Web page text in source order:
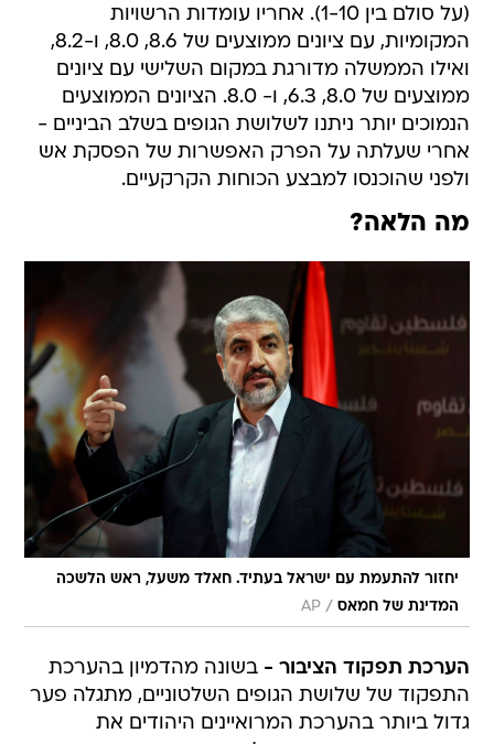
(על סולם בין 1-10). אחריו עומדות הרשויות
המקומיות, עם ציונים ממוצעים של 8.6, 8.0, ו-8.2,
ואילו הממשלה מדורגת במקום השלישי עם ציונים
ממוצעים של 8.0, 6.3, ו- 8.0. הציונים הממוצעים
הנמוכים יותר ניתנו לשלושת הגופים בשלב הביניים -
אחרי שעלתה על הפרק האפשרות של הפסקת אש
ולפני שהוכנסו למבצע הכוחות הקרקעיים.
מה הלאה?
יחזור להתעמת עם ישראל בעתיד. חאלד משעל, ראש הלשכה
המדינת של חמאס /
AP
הערכת תפקוד הציבור - בשונה מהדמיון בהערכת
התפקוד של שלושת הגופים השלטוניים, מתגלה פער
גדול ביותר בהערכת המרואיינים היהודים את